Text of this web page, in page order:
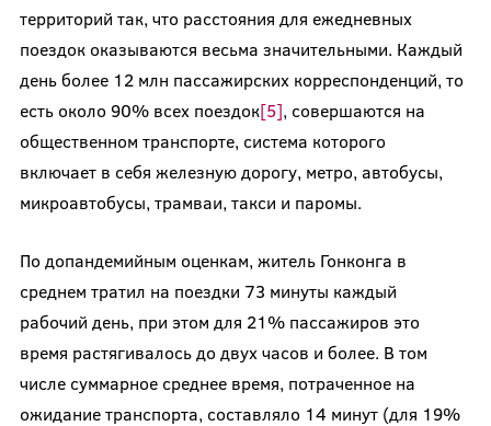
территорий так, что расстояния для ежедневных
поездок оказываются весьма значительными. Каждый
день более 12 млн пассажирских корреспонденций, то
есть около 90% всех поездок[5], совершаются на
общественном транспорте, система которого
включает в себя железную дорогу, метро, автобусы,
микроавтобусы, трамваи, такси и паромы.
По допандемийным оценкам, житель Гонконга в
среднем тратил на поездки 73 минуты каждый
рабочий день, при этом для 21% пассажиров это
время растягивалось до двух часов и более. В том
числе суммарное среднее время, потраченное на
ожидание транспорта, составляло 14 минут (для 19%